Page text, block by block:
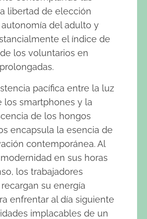
libertad de elección
del adulto y
el índice de
los voluntarios en
pacífica entre la luz
los smartphones y la
de los hongos
encapsula la esencia de
contemporánea. Al
en sus horas
los trabajadores
su energía
enfrentar al día siguiente
implacables de un